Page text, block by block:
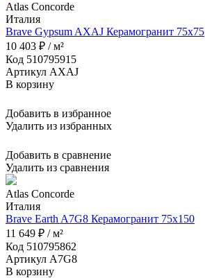
Atlas Concorde
Италия
Brave Gypsum AXAJ Керамогранит 75x75
10 403 ₽ / м²
Код 510795915
Артикул AXAJ
В корзину
Добавить в избранное
Удалить из избранных
Добавить в сравнение
Удалить из сравнения
Atlas Concorde
Италия
Brave Earth A7G8 Керамогранит 75x150
11 649 ₽ / м²
Код 510795862
Артикул A7G8
В корзину